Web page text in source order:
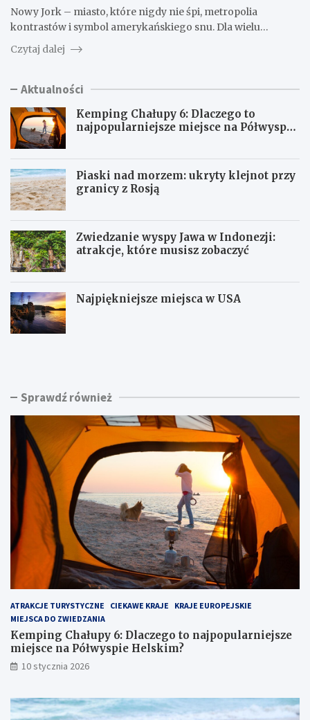
Nowy Jork – miasto, które nigdy nie śpi, metropolia
kontrastów i symbol amerykańskiego snu. Dla wielu…
Czytaj dalej
Aktualności
Kemping Chałupy 6: Dlaczego to
najpopularniejsze miejsce na Półwyspie
Piaski nad morzem: ukryty klejnot przy
granicy z Rosją
Zwiedzanie wyspy Jawa w Indonezji:
atrakcje, które musisz zobaczyć
Najpiękniejsze miejsca w USA
K
n
a
ł
u
p
D
l
a
c
e
g
o
t
o
n
j
p
P
i
m
o
r
z
m
u
k
y
y
k
l
e
j
n
t
p
Sprawdź również
ATRAKCJE TURYSTYCZNE CIEKAWE KRAJE
KRAJE EUROPEJSKIE
MIEJSCA DO ZWIEDZANIA
Kemping Chałupy 6: Dlaczego to najpopularniejsze
miejsce na Półwyspie Helskim?
10 stycznia 2026